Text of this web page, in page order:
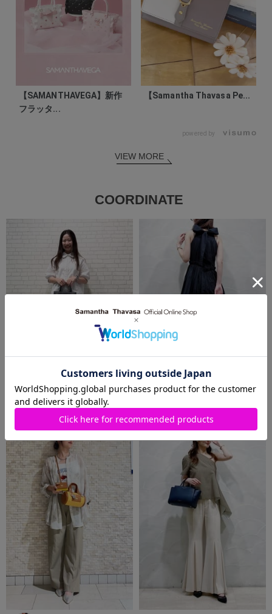
【SAMANTHAVEGA】新作
フラッタ...
【Samantha Thavasa Pe...
powered by
VIEW MORE
COORDINATE
2026.08.06
Samantha Thavasa
Samantha Thavasa